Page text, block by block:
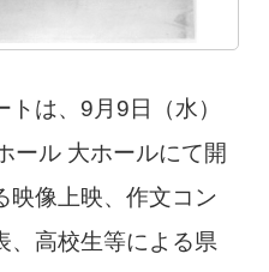
は、9月9日（水）
ール 大ホールにて開
映像上映、作文コン
、高校生等による県